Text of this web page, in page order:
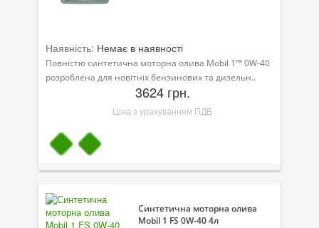
Промислова програма
Технологічні рідини
Наявність: Немає в наявності
Повністю синтетична моторна олива Mobil 1™ 0W-40
розроблена для новітніх бензинових та дизельн..
3624 грн.
Ціна з урахуванням ПДВ
Синтетична моторна олива
Mobil 1 FS 0W-40 4л